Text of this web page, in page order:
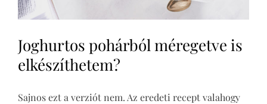
Joghurtos pohárból méregetve is
elkészíthetem?
Sajnos ezt a verziót nem. Az eredeti recept valahogy